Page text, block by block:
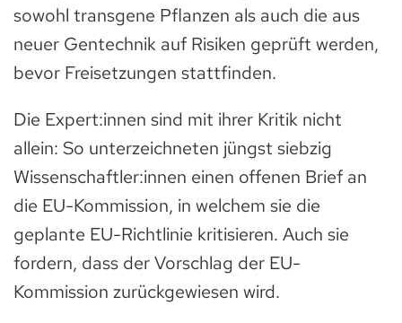
sowohl transgene Pflanzen als auch die aus
neuer Gentechnik auf Risiken geprüft werden,
bevor Freisetzungen stattfinden.
Die Expert:innen sind mit ihrer Kritik nicht
allein: So unterzeichneten jüngst siebzig
Wissenschaftler:innen einen offenen Brief an
die EU-Kommission, in welchem sie die
geplante EU-Richtlinie kritisieren. Auch sie
fordern, dass der Vorschlag der EU-
Kommission zurückgewiesen wird.